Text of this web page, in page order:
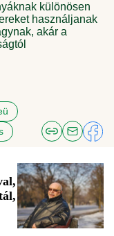
különösen
használjanak
akár a